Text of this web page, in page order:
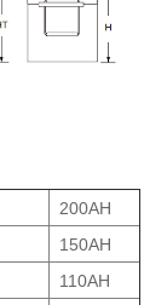
200AH
150AH
110AH